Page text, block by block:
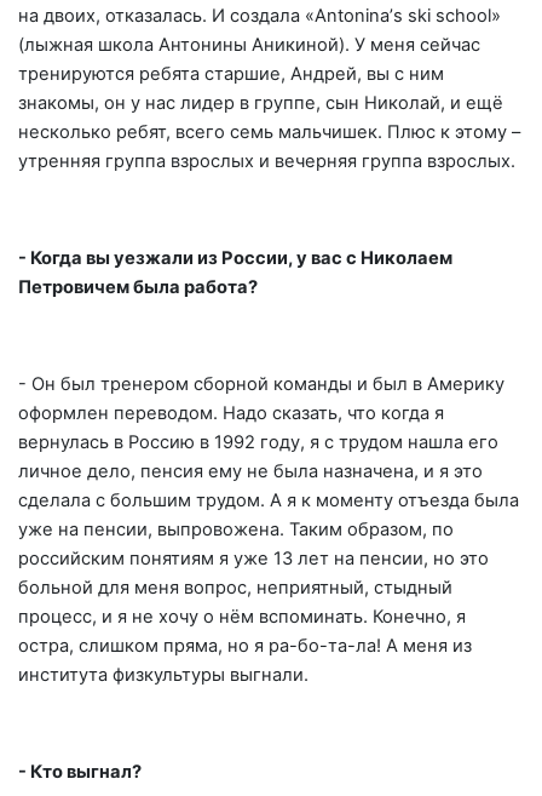
на двоих, отказалась. И создала «Antonina’s ski school»
(лыжная школа Антонины Аникиной). У меня сейчас
тренируются ребята старшие, Андрей, вы с ним
знакомы, он у нас лидер в группе, сын Николай, и ещё
несколько ребят, всего семь мальчишек. Плюс к этому –
утренняя группа взрослых и вечерняя группа взрослых.
- Когда вы уезжали из России, у вас с Николаем
Петровичем была работа?
- Он был тренером сборной команды и был в Америку
оформлен переводом. Надо сказать, что когда я
вернулась в Россию в 1992 году, я с трудом нашла его
личное дело, пенсия ему не была назначена, и я это
сделала с большим трудом. А я к моменту отъезда была
уже на пенсии, выпровожена. Таким образом, по
российским понятиям я уже 13 лет на пенсии, но это
больной для меня вопрос, неприятный, стыдный
процесс, и я не хочу о нём вспоминать. Конечно, я
остра, слишком пряма, но я ра-бо-та-ла! А меня из
института физкультуры выгнали.
- Кто выгнал?